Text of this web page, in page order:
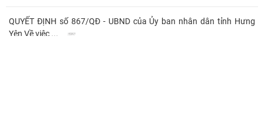
QUYẾT ĐỊNH số 867/QĐ - UBND của Ủy ban nhân dân tỉnh Hưng
Yên Về việc ...